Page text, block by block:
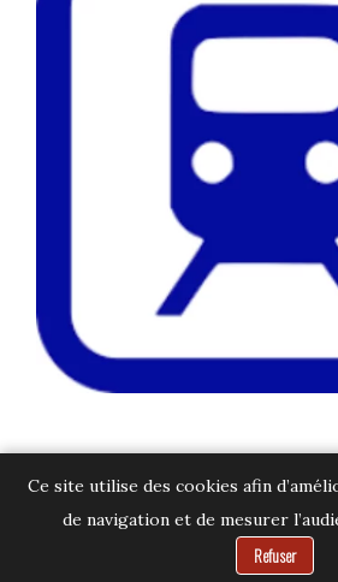
Ce site utilise des cookies afin
de navigation et de mesurer
Refuser